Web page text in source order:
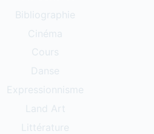
Bibliographie
Cinéma
Cours
Danse
Expressionnisme
Land Art
Littérature